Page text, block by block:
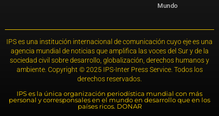
Mundo
IPS es una institución internacional de comunicación cuyo eje es una
agencia mundial de noticias que amplifica las voces del Sur y de la
sociedad civil sobre desarrollo, globalización, derechos humanos y
ambiente. Copyright © 2025 IPS-Inter Press Service. Todos los
derechos reservados.
IPS es la única organización periodística mundial con más
personal y corresponsales en el mundo en desarrollo que en los
países ricos. DONAR